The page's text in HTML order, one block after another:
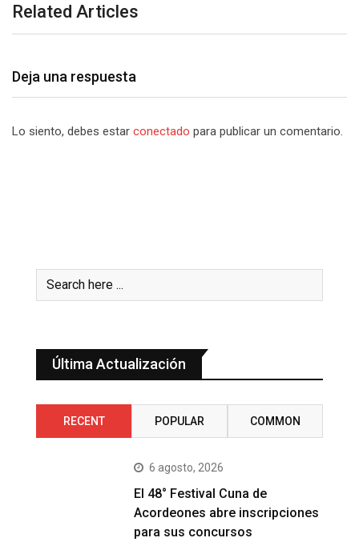
Related Articles
Deja una respuesta
Lo siento, debes estar conectado para publicar un comentario.
Última Actualización
RECENT POPULAR COMMON
6 agosto, 2026
El 48° Festival Cuna de
Acordeones abre inscripciones
para sus concursos